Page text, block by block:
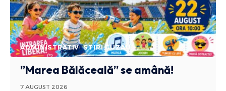
ADMINISTRATIV STIRI BUZAU
”Marea Bălăceală” se amână!
7 AUGUST 2026